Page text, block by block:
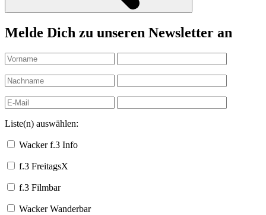
Melde Dich zu unseren Newsletter an
Liste(n) auswählen:
Wacker f.3 Info
f.3 FreitagsX
f.3 Filmbar
Wacker Wanderbar